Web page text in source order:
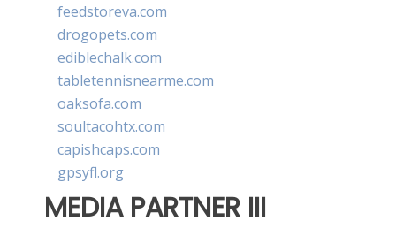
feedstoreva.com
drogopets.com
ediblechalk.com
tabletennisnearme.com
oaksofa.com
soultacohtx.com
capishcaps.com
gpsyfl.org
MEDIA PARTNER III